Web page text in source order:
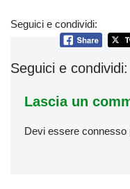
Seguici e condividi:
Seguici e condividi:
Lascia un
Devi essere connesso